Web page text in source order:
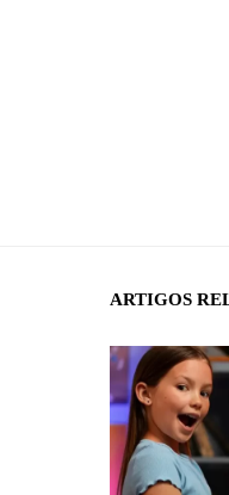
ARTIGOS